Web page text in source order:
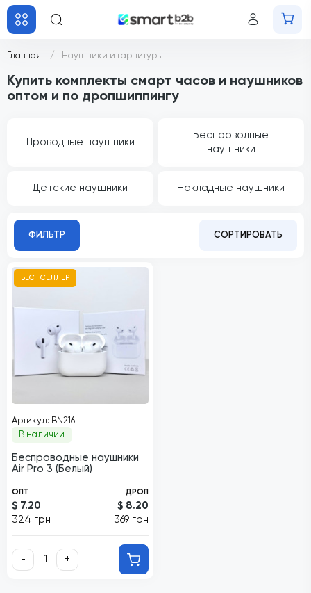
Главная Наушники и гарнитуры
Купить комплекты смарт часов и наушников
оптом и по дропшиппингу
Проводные наушники
Беспроводные
наушники
Детские наушники Накладные наушники
ФИЛЬТР СОРТИРОВАТЬ
БЕСТСЕЛЛЕР
Артикул: BN216
В наличии
Беспроводные наушники
Air Pro 3 (Белый)
ОПТ
$ 7.20
324 грн
ДРОП
$ 8.20
369 грн
- +